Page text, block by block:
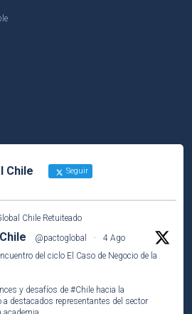
Chile Seguir
Chile Retuiteado
@pactoglobal ·
4 Ago
del ciclo El Caso de Negocio de la
y desafíos de #Chile hacia la
a destacados representantes del sector